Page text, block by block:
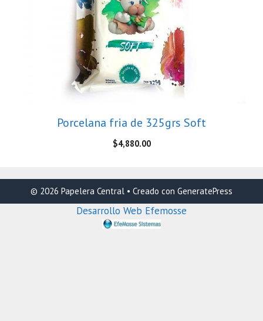
Porcelana fria de 325grs Soft
$4,880.00
© 2026 Papelera Central • Creado con GeneratePress
Desarrollo Web Efemosse